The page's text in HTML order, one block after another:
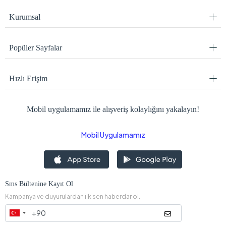
Kurumsal
Popüler Sayfalar
Hızlı Erişim
Mobil uygulamamız ile alışveriş kolaylığını yakalayın!
Mobil Uygulamamız
Sms Bültenine Kayıt Ol
Kampanya ve duyurulardan ilk sen haberdar ol.